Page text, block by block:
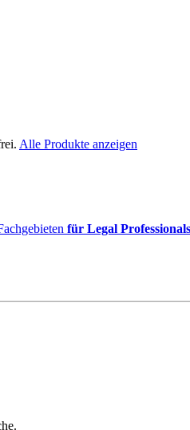
Alle Produkte anzeigen
für Legal Professionals